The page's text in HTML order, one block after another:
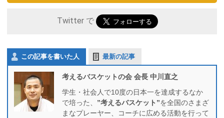
Twitter で
この記事を書いた人 最新の記事
考えるバスケットの会 会長 中川直之
学生・社会人で10度の日本一を達成するなか
で培った、 ”考えるバスケット”を全国のさまざ
まなプレーヤー、コーチに広める活動を行って